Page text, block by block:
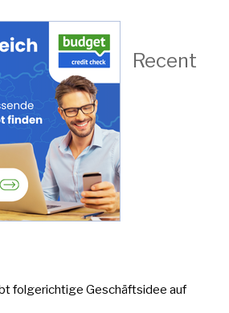
Recent
folgerichtige Geschäftsidee auf